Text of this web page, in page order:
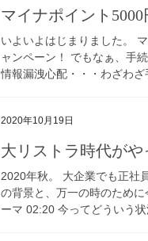
マイナポイント
いよいよはじまりました。
ャンペーン！ でもなぁ、手
情報漏洩心配・・・わざわ
2020年10月19日
大リストラ時代が
2020年秋。 大企業でも正社
の背景と、万一の時のため
ーマ 02:20 今ってどういう